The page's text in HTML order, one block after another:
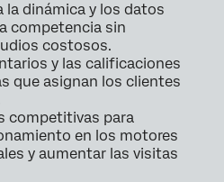
la dinámica y los datos
competencia sin
costosos.
y las calificaciones
que asignan los clientes
competitivas para
en los motores
y aumentar las visitas